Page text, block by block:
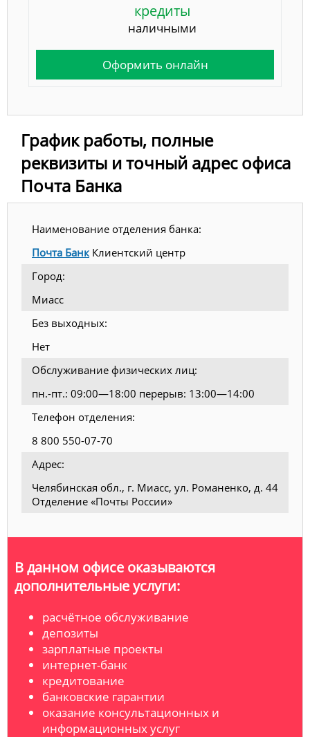
кредиты
наличными
Оформить онлайн
График работы, полные
реквизиты и точный адрес офиса
Почта Банка
Наименование отделения банка:
Почта БанкКлиентский центр
Город:
Миасс
Без выходных:
Нет
Обслуживание физических лиц:
пн.-пт.: 09:00—18:00 перерыв: 13:00—14:00
Телефон отделения:
8 800 550-07-70
Адрес:
Челябинская обл., г. Миасс, ул. Романенко, д. 44
Отделение «Почты России»
В данном офисе оказываются
дополнительные услуги:
расчётное обслуживание
депозиты
зарплатные проекты
интернет-банк
кредитование
банковские гарантии
оказание консультационных и
информационных услуг